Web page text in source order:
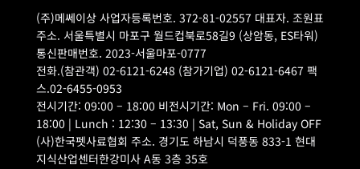
(주)메쎄이상 사업자등록번호. 372-81-02557 대표자. 조원표
주소. 서울특별시 마포구 월드컵북로58길9 (상암동, ES타워)
통신판매번호. 2023-서울마포-0777
전화.(참관객) 02-6121-6248 (참가기업) 02-6121-6467 팩
스.02-6455-0953
전시기간: 09:00 – 18:00 비전시기간: Mon – Fri. 09:00 –
18:00 | Lunch : 12:30 – 13:30 | Sat, Sun & Holiday OFF
(사)한국펫사료협회 주소. 경기도 하남시 덕풍동 833-1 현대
지식산업센터한강미사 A동 3층 35호